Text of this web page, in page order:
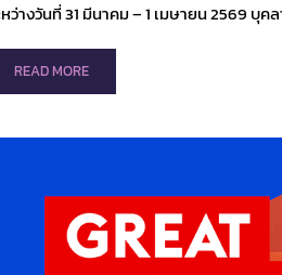
หว่างวันที่ 31 มีนาคม – 1 เมษายน 2569
READ
MORE
IRO
NOW.
READ MORE